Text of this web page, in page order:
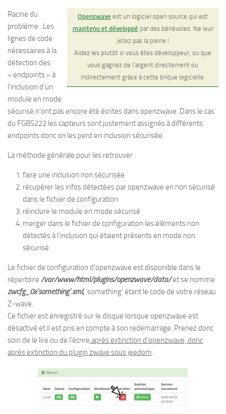
Openzwave est un logiciel open source qui est
maintenu et développé par des bénévoles. Ne leur
jetez pas la pierre !
Aidez les plutôt si vous êtes développeur, ou que
vous gagnez de l’argent directement ou
indirectement grâce à cette brique logicielle.
Racine du
problème : Les
lignes de code
nécessaires à la
détection des
« endpoints » à
l’inclusion d’un
module en mode
sécurisé n’ont pas encore été écrites dans openzwave. Dans le cas
du FGBS222 les capteurs sont justement assignés à différents
endpoints donc on les perd en inclusion sécurisée.
La méthode générale pour les retrouver :
faire une inclusion non sécurisée
récupérer les infos détectées par openzwave en non sécurisé
dans le fichier de configuration
réinclure le module en mode sécurisé
merger dans le fichier de configuration les éléments non
détectés à l’inclusion qui étaient présents en mode non
sécurisé
Le fichier de configuration d’openzwave est disponible dans le
répertoire /var/www/html/plugins/openzwave/data/et se nomme
zwcfg_0x’something’.xml, ‘something’ étant le code de votre réseau
Z-wave.
Ce fichier est enregistré sur le disque lorsque openzwave est
désactivé et il est pris en compte à son redémarrage. Prenez donc
soin de le lire ou de l’écrire après extinction d’openzwave, donc
après extinction du plugin zwave sous jeedom.